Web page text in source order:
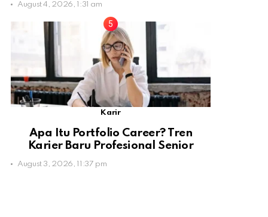
August 4, 2026, 1:31 am
Karir
Apa Itu Portfolio Career? Tren
Karier Baru Profesional Senior
August 3, 2026, 11:37 pm